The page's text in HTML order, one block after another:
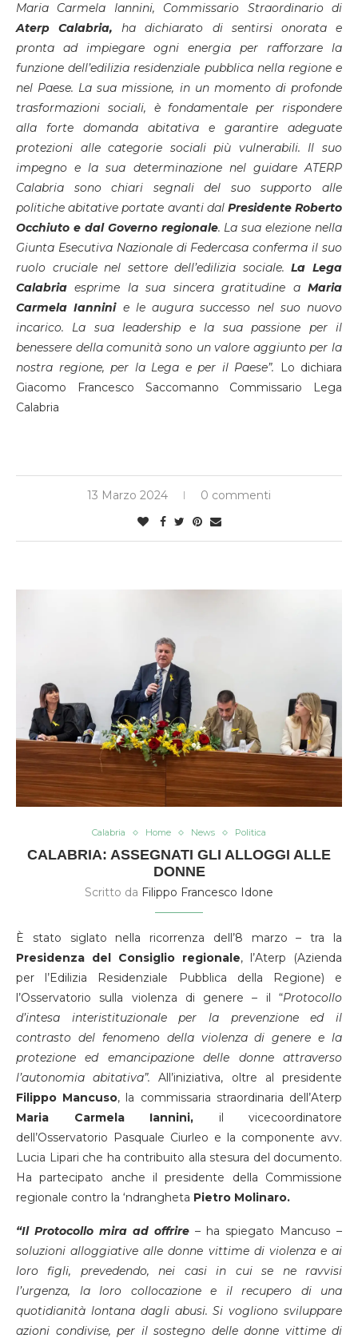
Maria Carmela Iannini, Commissario Straordinario di
Aterp Calabria, ha dichiarato di sentirsi onorata e
pronta ad impiegare ogni energia per rafforzare la
funzione dell’edilizia residenziale pubblica nella regione e
nel Paese. La sua missione, in un momento di profonde
trasformazioni sociali, è fondamentale per rispondere
alla forte domanda abitativa e garantire adeguate
protezioni alle categorie sociali più vulnerabili. Il suo
impegno e la sua determinazione nel guidare ATERP
Calabria sono chiari segnali del suo supporto alle
politiche abitative portate avanti dal Presidente Roberto
Occhiuto e dal Governo regionale. La sua elezione nella
Giunta Esecutiva Nazionale di Federcasa conferma il suo
ruolo cruciale nel settore dell’edilizia sociale. La Lega
Calabria esprime la sua sincera gratitudine aMaria
Carmela Ianninie le augura successo nel suo nuovo
incarico. La sua leadership e la sua passione per il
benessere della comunità sono un valore aggiunto per la
nostra regione, per la Lega e per il Paese”.
Lo dichiara
Giacomo Francesco Saccomanno Commissario Lega
Calabria
13 Marzo 2024 0 commenti
Calabria Home News Politica
CALABRIA: ASSEGNATI GLI ALLOGGI ALLE
DONNE
Scritto da Filippo Francesco Idone
È stato siglato nella ricorrenza dell’8 marzo – tra la
Presidenza del Consiglio regionale, l’Aterp (Azienda
per l’Edilizia Residenziale Pubblica della Regione) e
l’Osservatorio sulla violenza di genere – il “Protocollo
d’intesa interistituzionale per la prevenzione ed il
contrasto del fenomeno della violenza di genere e la
protezione ed emancipazione delle donne attraverso
l’autonomia abitativa”.All’iniziativa, oltre al presidente
Filippo Mancuso, la commissaria straordinaria dell’Aterp
Maria Carmela Iannini, il vicecoordinatore
dell’Osservatorio Pasquale Ciurleo e la componente avv.
Lucia Lipari che ha contribuito alla stesura del documento.
Ha partecipato anche il presidente della Commissione
regionale contro la ‘ndrangheta Pietro Molinaro.
“Il Protocollo mira ad offrire – ha spiegato Mancuso –
soluzioni alloggiative alle donne vittime di violenza e ai
loro figli, prevedendo, nei casi in cui se ne ravvisi
l’urgenza, la loro collocazione e il recupero di una
quotidianità lontana dagli abusi. Si vogliono sviluppare
azioni condivise, per il sostegno delle donne vittime di